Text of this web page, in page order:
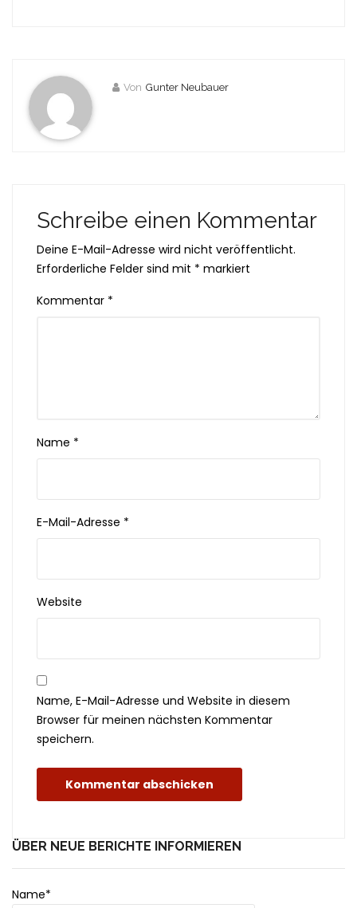
Von Gunter Neubauer
Schreibe einen Kommentar
Deine E-Mail-Adresse wird nicht veröffentlicht.
Erforderliche Felder sind mit * markiert
Kommentar *
Name *
E-Mail-Adresse *
Website
Name, E-Mail-Adresse und Website in diesem
Browser für meinen nächsten Kommentar
speichern.
ÜBER NEUE BERICHTE INFORMIEREN
Name*